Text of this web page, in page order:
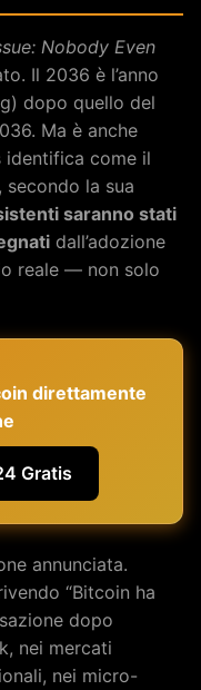
Nobody Even
Il 2036 è l’anno
dopo quello del
Ma è anche
identifica come il
secondo la sua
saranno stati
dall’adozione
reale — non solo
direttamente
Gratis
annunciata.
“Bitcoin ha
dopo
nei mercati
nei micro-